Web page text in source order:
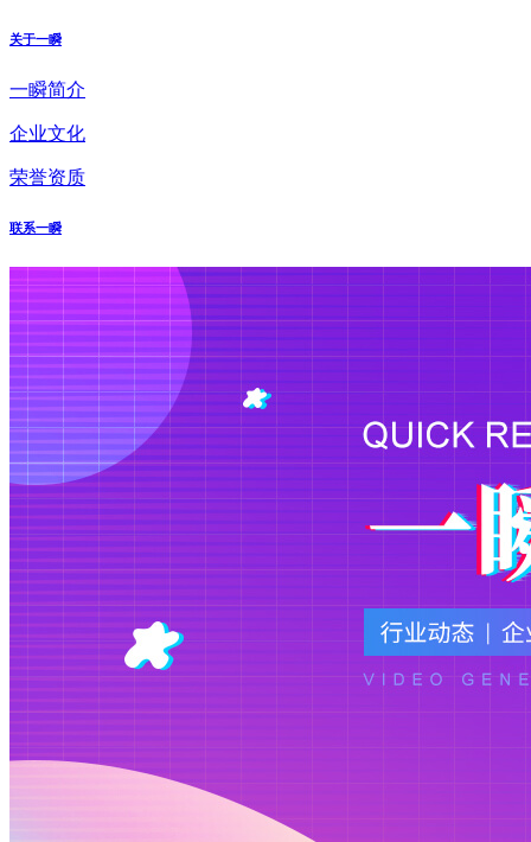
关于一瞬
一瞬简介
企业文化
荣誉资质
联系一瞬